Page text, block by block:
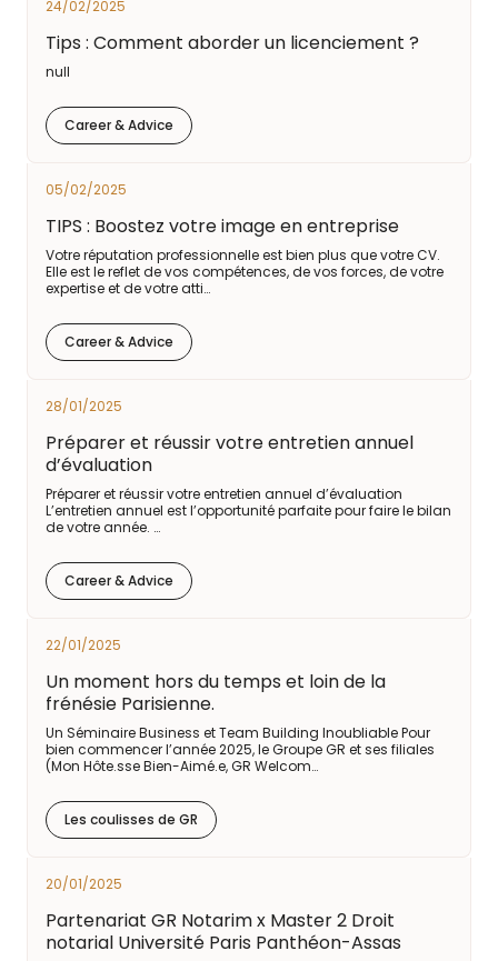
24/02/2025
Tips : Comment aborder un licenciement ?
null
Career & Advice
05/02/2025
TIPS : Boostez votre image en entreprise
Votre réputation professionnelle est bien plus que votre CV.
Elle est le reflet de vos compétences, de vos forces, de votre
expertise et de votre atti…
Career & Advice
28/01/2025
Préparer et réussir votre entretien annuel
d’évaluation
Préparer et réussir votre entretien annuel d’évaluation
L’entretien annuel est l’opportunité parfaite pour faire le bilan
de votre année. …
Career & Advice
22/01/2025
Un moment hors du temps et loin de la
frénésie Parisienne.
Un Séminaire Business et Team Building Inoubliable Pour
bien commencer l’année 2025, le Groupe GR et ses filiales
(Mon Hôte.sse Bien-Aimé.e, GR Welcom…
Les coulisses de GR
20/01/2025
Partenariat GR Notarim x Master 2 Droit
notarial Université Paris Panthéon-Assas